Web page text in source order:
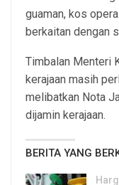
guaman, kos
berkaitan dengan
Timbalan Menteri
kerajaan masih
melibatkan Nota
dijamin kerajaan.
BERITA YANG